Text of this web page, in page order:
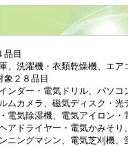
品目
、洗濯機・衣類乾燥機、エア
象２８品目
ンダー・電気ドリル、パソコ
ムカメラ、磁気ディスク・光
電気除湿機、電気アイロン・
アドライヤー・電気かみそり、
ニングマシン、電気芝刈機、